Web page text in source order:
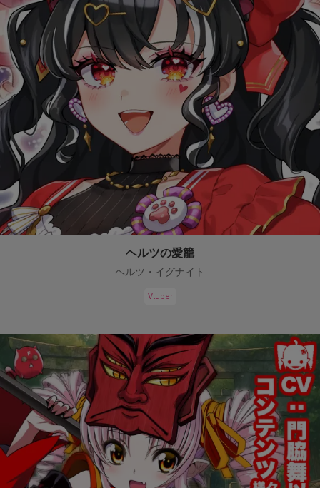
ヘルツの愛籠
ヘルツ・イグナイト
Vtuber